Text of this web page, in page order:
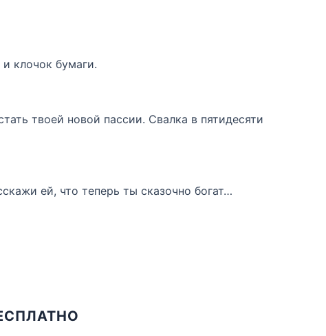
клочок бумаги.
твоей новой пассии. Свалка в пятидесяти
ей, что теперь ты сказочно богат…